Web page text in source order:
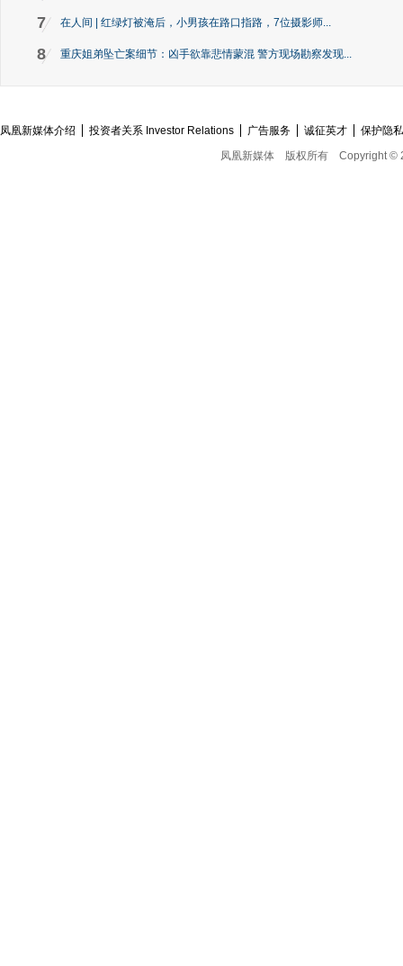
7 在人间 | 红绿灯被淹后，小男孩在路口指路，7位摄影师...
8 重庆姐弟坠亡案细节：凶手欲靠悲情蒙混 警方现场勘察发现...
凤凰新媒体介绍 投资者关系 Investor Relations 广告服务 诚征英才
保护隐
凤凰新媒体
版权所有 Copyright ©